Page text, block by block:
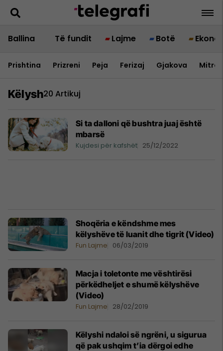
Ballina Të fundit Lajme Botë
Prishtina Prizreni Peja Ferizaj Gjakova
Këlysh20 Artikuj
Si ta dalloni që bushtra juaj është
mbarsë
Kujdesi për kafshët 25/12/2022
Shoqëria e këndshme mes
këlyshëve të luanit dhe tigrit (Video)
Fun Lajme 06/03/2019
Macja i toletonte me vështirësi
përkëdheljet e shumë këlyshëve
(Video)
Fun Lajme 28/02/2019
Këlyshi ndaloi së ngrëni, u sigurua
që pak ushqim t’ia dërgoi edhe